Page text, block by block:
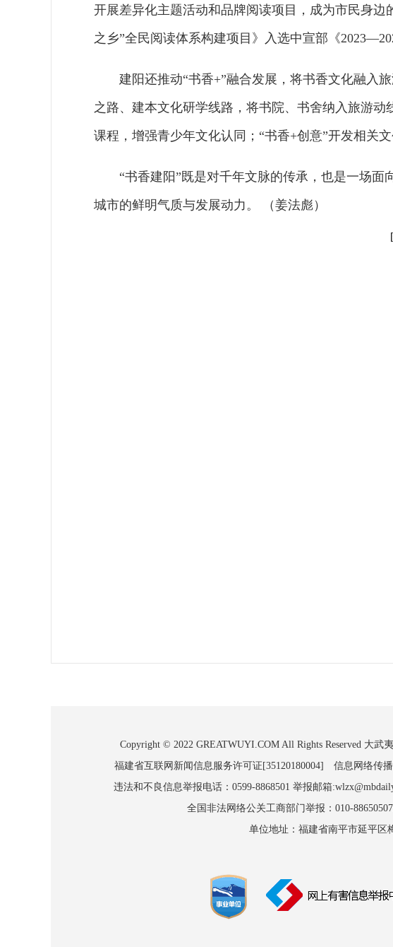
开展差异化主题活动和品牌阅读项目，成为市民身边
之乡”全民阅读体系构建项目》入选中宣部《
建阳还推动“书香+”融合发展，将书香文化融入
之路、建本文化研学线路，将书院、书舍纳入旅游
课程，增强青少年文化认同；“书香+创意”开发相关
“书香建阳”既是对千年文脉的传承，也是一场
城市的鲜明气质与发展动力。 （姜法彪）
Copyright © 2022 GREATWUYI.COM All Rights Reserved 大
福建省互联网新闻信息服务许可证[35120180004] 信息网络传
违法和不良信息举报电话：0599-8868501 举报邮箱
全国非法网络公关工商部门举报：010-
单位地址：福建省南平市延平区